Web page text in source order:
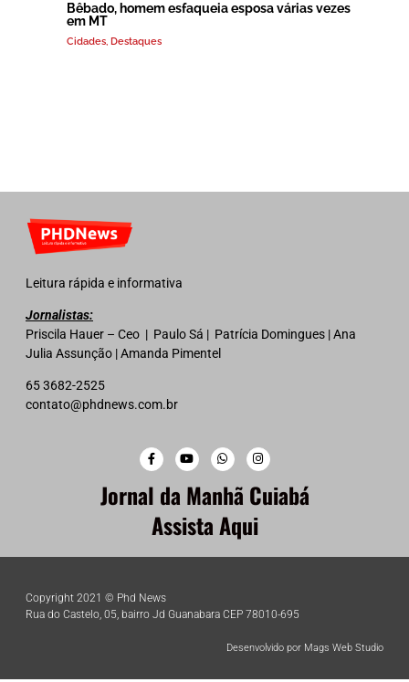
Bêbado, homem esfaqueia esposa várias vezes
em MT
Cidades, Destaques
Leitura rápida e informativa
Jornalistas:
Priscila Hauer – Ceo | Paulo Sá | Patrícia Domingues | Ana
Julia Assunção | Amanda Pimentel
65 3682-2525
contato@phdnews.com.br
Jornal da Manhã Cuiabá
Assista Aqui
Copyright 2021 © Phd News
Rua do Castelo, 05, bairro Jd Guanabara CEP 78010-695
Desenvolvido por Mags Web Studio